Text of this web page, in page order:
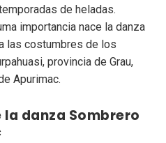
de heladas.
importancia nace la danza
las costumbres de los
provincia de Grau,
Apurimac.
danza Sombrero